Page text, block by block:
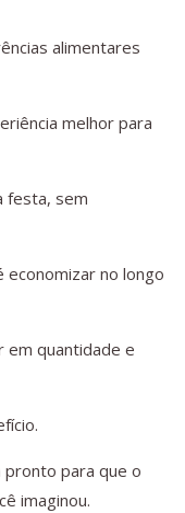
alimentares
melhor para
festa, sem
no longo
em quantidade e
para que o
imaginou.